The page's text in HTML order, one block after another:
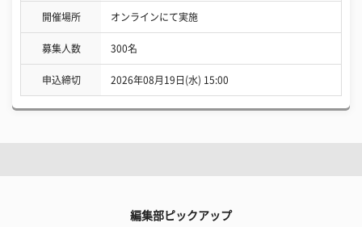
開催場所 オンラインにて実施
募集人数 300名
申込締切 2026年08月19日(水) 15:00
編集部ピックアップ